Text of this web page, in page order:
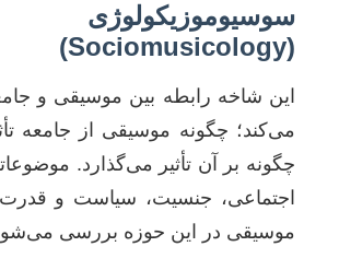
سوسیوموزیکولوژی
(Sociomusicology)
این شاخه رابطه بین موسیقی و
می‌کند؛ چگونه موسیقی از جامعه
چگونه بر آن تأثیر می‌گذارد.
اجتماعی، جنسیت، سیاست و قدرت
موسیقی در این حوزه بررسی